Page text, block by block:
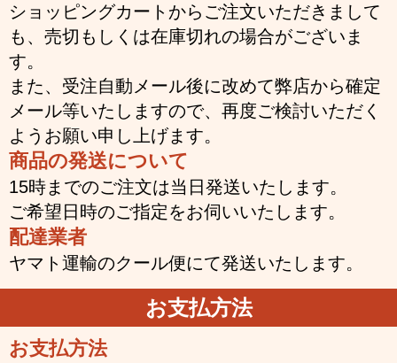
ショッピングカートからご注文いただきまして
も、売切もしくは在庫切れの場合がございま
す。
また、受注自動メール後に改めて弊店から確定
メール等いたしますので、再度ご検討いただく
ようお願い申し上げます。
商品の発送について
15時までのご注文は当日発送いたします。
ご希望日時のご指定をお伺いいたします。
配達業者
ヤマト運輸のクール便にて発送いたします。
お支払方法
お支払方法